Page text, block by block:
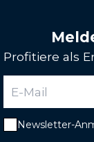
Profitiere als
Newsletter-